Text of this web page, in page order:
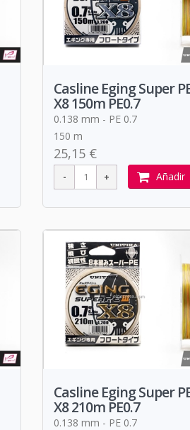
Casline Eging Super
X8 150m PE0.7
0.138 mm - PE 0.7
150 m
25,15 €
Añadir
Casline Eging Super
X8 210m PE0.7
0.138 mm - PE 0.7